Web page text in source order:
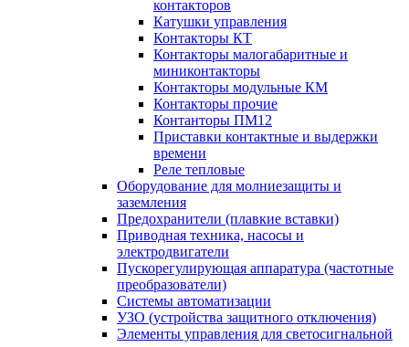
контакторов
Катушки управления
Контакторы КТ
Контакторы малогабаритные и
миниконтакторы
Контакторы модульные КМ
Контакторы прочие
Контанторы ПМ12
Приставки контактные и выдержки
времени
Реле тепловые
Оборудование для молниезащиты и
заземления
Предохранители (плавкие вставки)
Приводная техника, насосы и
электродвигатели
Пускорегулирующая аппаратура (частотные
преобразователи)
Системы автоматизации
УЗО (устройства защитного отключения)
Элементы управления для светосигнальной